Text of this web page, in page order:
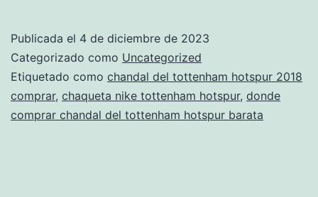
original
Publicada el 4 de diciembre de 2023
Categorizado como Uncategorized
Etiquetado como chandal del tottenham hotspur 2018
comprar, chaqueta nike tottenham hotspur, donde
comprar chandal del tottenham hotspur barata